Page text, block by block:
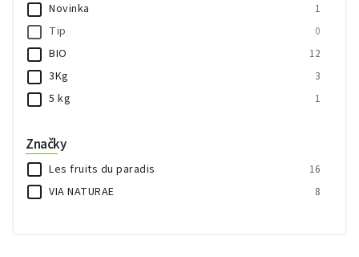
Novinka 1
Tip 0
BIO 12
3Kg 3
5 kg 1
Značky
Les fruits du paradis 16
VIA NATURAE 8